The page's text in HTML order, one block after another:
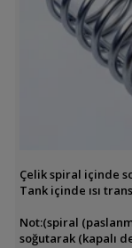
Çelik spiral içinde
Tank içinde ısı
Not:(spiral
soğutarak (kapalı